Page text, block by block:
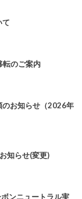
て
転のご案内
のお知らせ（2026年
知らせ(変更)
ンニュートラル実